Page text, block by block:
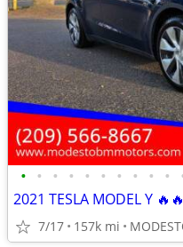
• • • • • • • • • •
2021 TESLA MODEL Y
7/17 157k mi